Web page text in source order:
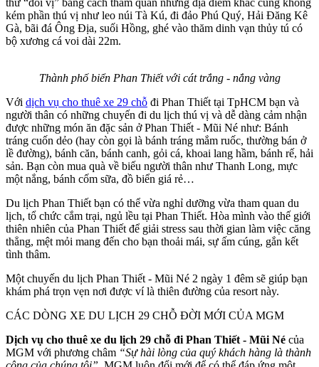
thử “đổi vị” bằng cách tham quan những địa điểm khác cũng không
kém phần thú vị như leo núi Tà Kú, đi đảo Phú Quý, Hải Đăng Kê
Gà, bãi đá Ông Địa, suối Hồng, ghé vào thăm dinh vạn thủy tú có
bộ xương cá voi dài 22m.
Thành phố biển Phan Thiết với cát trắng - nắng vàng
Với dịch vụ cho thuê xe 29 chỗ đi Phan Thiết tại TpHCM bạn và
người thân có những chuyến đi du lịch thú vị và dễ dàng cảm nhận
được những món ăn đặc sản ở Phan Thiết - Mũi Né như: Bánh
tráng cuốn dẻo (hay còn gọi là bánh tráng mắm ruốc, thường bán ở
lề đường), bánh căn, bánh canh, gỏi cá, khoai lang hầm, bánh rế, hải
sản. Bạn còn mua quà về biếu người thân như Thanh Long, mực
một nắng, bánh cốm sữa, đồ biển giá rẻ…
Du lịch Phan Thiết bạn có thể vừa nghỉ dưỡng vừa tham quan du
lịch, tổ chức cắm trại, ngủ lều tại Phan Thiết. Hòa mình vào thế giới
thiên nhiên của Phan Thiết để giải stress sau thời gian làm việc căng
thẳng, mệt mỏi mang đến cho bạn thoải mái, sự ấm cúng, gắn kết
tình thâm.
Một chuyến du lịch Phan Thiết - Mũi Né 2 ngày 1 đêm sẽ giúp bạn
khám phá trọn vẹn nơi được ví là thiên đường của resort này.
CÁC DÒNG XE DU LỊCH 29 CHỖ ĐỜI MỚI CỦA MGM
Dịch vụ cho thuê xe du lịch 29 chỗ đi Phan Thiết - Mũi Né của
MGM với phương châm “Sự hài lòng của quý khách hàng là thành